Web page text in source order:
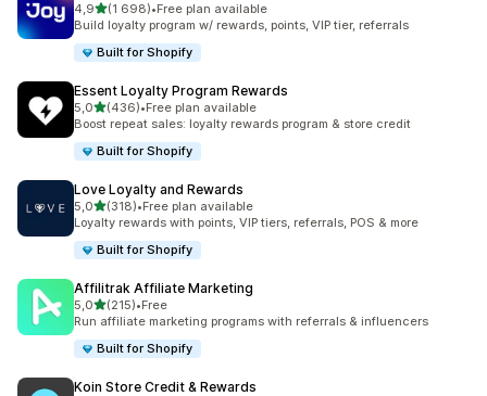
4,9av 5 stjerner
(1 698)
Totalt 1698 omtaler
•Free plan available
Build loyalty program w/ rewards, points, VIP tier, referrals
Built for Shopify
Essent Loyalty Program Rewards
5,0av 5 stjerner
(436)
Totalt 436 omtaler
•Free plan available
Boost repeat sales: loyalty rewards program & store credit
Built for Shopify
Love Loyalty and Rewards
5,0av 5 stjerner
(318)
Totalt 318 omtaler
•Free plan available
Loyalty rewards with points, VIP tiers, referrals, POS & more
Built for Shopify
Affilitrak Affiliate Marketing
5,0av 5 stjerner
(215)
Totalt 215 omtaler
•Free
Run affiliate marketing programs with referrals & influencers
Built for Shopify
Koin Store Credit & Rewards